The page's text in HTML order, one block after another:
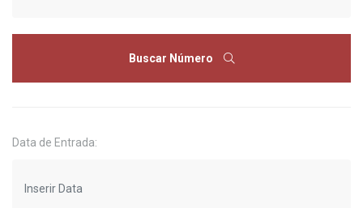
Buscar Número
Data de Entrada: